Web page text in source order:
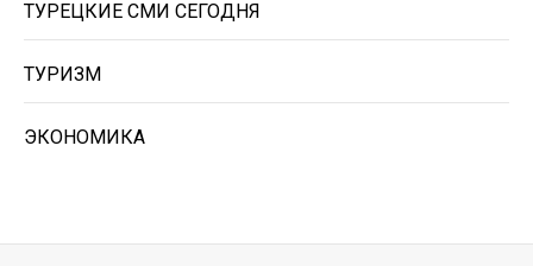
ТУРЕЦКИЕ СМИ СЕГОДНЯ
ТУРИЗМ
ЭКОНОМИКА